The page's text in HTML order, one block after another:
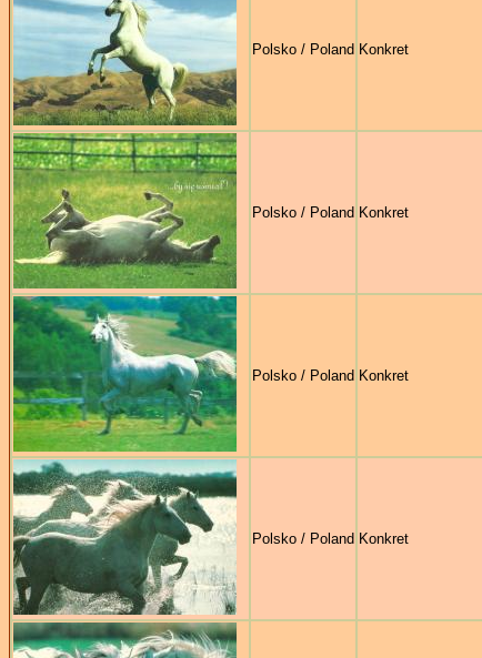
Polsko / Poland Konkret
Polsko / Poland Konkret
Polsko / Poland Konkret
Polsko / Poland Konkret